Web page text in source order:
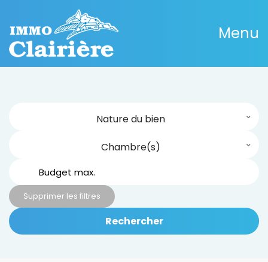
Menu
Nature du bien
Chambre(s)
Supprimer les filtres
Rechercher